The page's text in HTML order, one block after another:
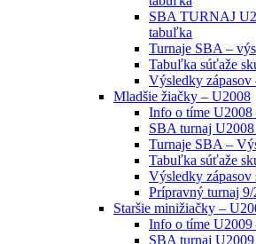
SBA TURNAJ
tabuľka
Turnaje SBA –
Tabuľka súťaže
Výsledky zápasov
Mladšie žiačky – U2008
Info o tíme U2008
SBA turnaj
Turnaje SBA –
Tabuľka súťaže
Výsledky zápasov
Prípravný turnaj 9/
Staršie minižiačky –
Info o tíme U2009
SBA turnaj